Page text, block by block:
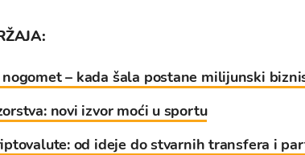
– kada šala postane milijunski
novi izvor moći u sportu
od ideje do stvarnih transfera i